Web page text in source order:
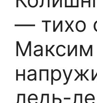
— тихо
Максим
ледь-